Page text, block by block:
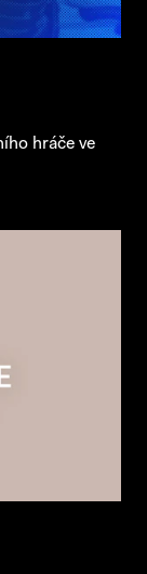
hráče ve